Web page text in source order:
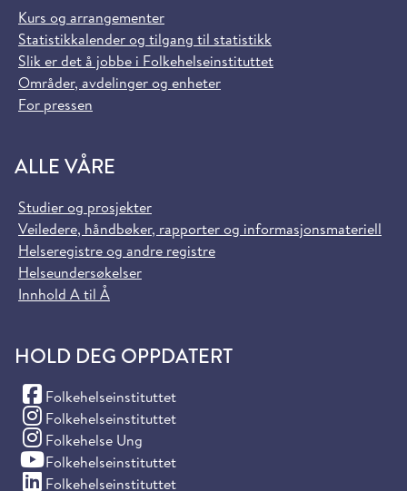
Kurs og arrangementer
Statistikkalender og tilgang til statistikk
Slik er det å jobbe i Folkehelseinstituttet
Områder, avdelinger og enheter
For pressen
ALLE VÅRE
Studier og prosjekter
Veiledere, håndbøker, rapporter og informasjonsmateriell
Helseregistre og andre registre
Helseundersøkelser
Innhold A til Å
HOLD DEG OPPDATERT
Folkehelseinstituttet
(Facebook)
Folkehelseinstituttet
(Instagram)
Folkehelse Ung
(Instagram)
Folkehelseinstituttet
(YouTube)
Folkehelseinstituttet
(LinkedIn)